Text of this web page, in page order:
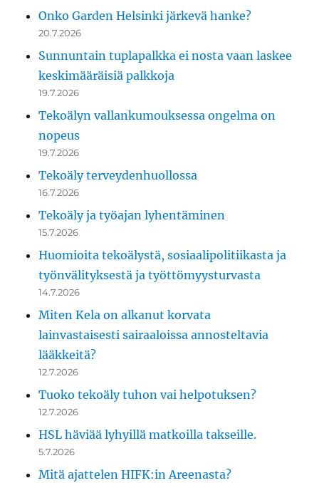
Onko Garden Helsinki järkevä hanke?
20.7.2026
Sunnuntain tuplapalkka ei nosta vaan laskee
keskimääräisiä palkkoja
19.7.2026
Tekoälyn vallankumouksessa ongelma on
nopeus
19.7.2026
Tekoäly terveydenhuollossa
16.7.2026
Tekoäly ja työajan lyhentäminen
15.7.2026
Huomioita tekoälystä, sosiaalipolitiikasta ja
työnvälityksestä ja työttömyysturvasta
14.7.2026
Miten Kela on alkanut korvata
lainvastaisesti sairaaloissa annosteltavia
lääkkeitä?
12.7.2026
Tuoko tekoäly tuhon vai helpotuksen?
12.7.2026
HSL häviää lyhyillä matkoilla takseille.
5.7.2026
Mitä ajattelen HIFK:in Areenasta?